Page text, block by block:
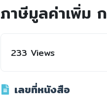
ภาษีมูลค่าเพิ่ม
233 Views
เลขที่หนังสือ